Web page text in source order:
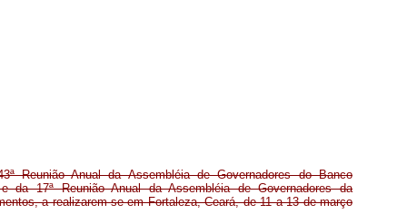
Reunião Anual da Assembléia de Governadores do Banco
da 17ª Reunião Anual da Assembléia de Governadores da
a realizarem-se em Fortaleza, Ceará, de 11 a 13 de março